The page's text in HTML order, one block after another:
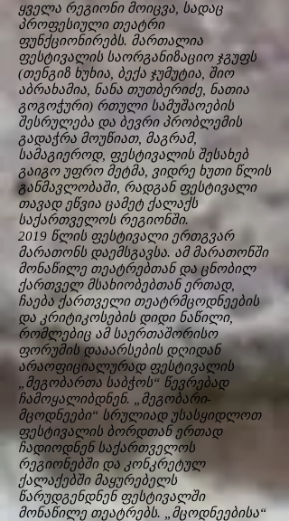
ყველა რეგიონი მოიცვა, სადაც
პროფესიული თეატრი
ფუნქციონირებს. მართალია
ფესტივალის საორგანიზაციო ჯგუფს
(თენგიზ ხუხია, ბექა ჯუმუტია, შიო
აბრახამია, ნანა თუთბერიძე, ნათია
გოგოჭური) რთული სამუშაოების
შესრულება და ბევრი პრობლემის
გადაჭრა მოუწიათ, მაგრამ,
სამაგიეროდ, ფესტივალის შესახებ
გაიგო უფრო მეტმა, ვიდრე ხუთი წლის
განმავლობაში, რადგან ფესტივალი
თავად ეწვია ცამეტ ქალაქს
საქართველოს რეგიონში.
2019 წლის ფესტივალი ერთგვარ
მარათონს დაემსგავსა. ამ მარათონში
მონაწილე თეატრებთან და ცნობილ
ქართველ მსახიობებთან ერთად,
ჩაება ქართველი თეატრმცოდნეების
და კრიტიკოსების დიდი ნაწილი,
რომლებიც ამ საერთაშორისო
ფორუმის დააარსების დღიდან
არაოფიციალურად ფესტივალის
„მეგობართა საბჭოს“ წევრებად
ჩამოყალიბდნენ. „მეგობარი-
მცოდნეები“ სრულიად უსასყიდლოთ
ფესტივალის ბორდთან ერთად
ჩადიოდნენ საქართველოს
რეგიონებში და კონკრეტულ
ქალაქებში მაყურებელს
წარუდგენდნენ ფესტივალში
მონაწილე თეატრებს. „მცოდნეებისა“